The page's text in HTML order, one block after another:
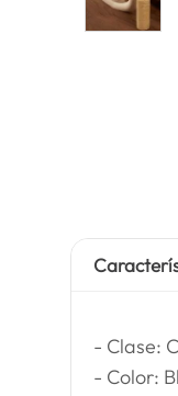
- Clase:
- Color: